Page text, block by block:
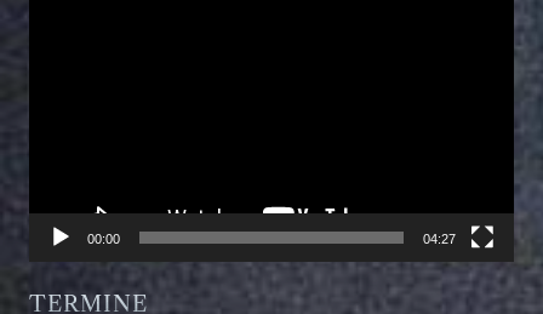
00:00 04:27
TERMINE